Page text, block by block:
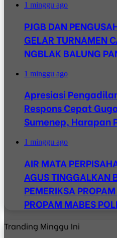
1 minggu ago
PJGB DAN
GELAR TURNAMEN
NGBLAK BALUNG
1 minggu ago
Apresiasi
Respons Cepat
Sumenep, Harapan
1 minggu ago
AIR MATA
AGUS TINGGALKAN
PEMERIKSA
PROPAM MABES
Tranding Minggu Ini